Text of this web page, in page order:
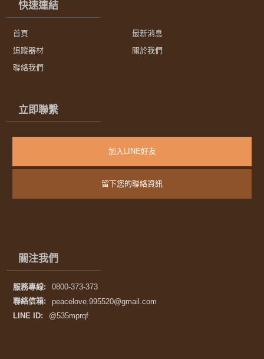
快速連結
首頁
最新消息
追蹤器材
關於我們
聯絡我們
立即聯繫
加入LINE好友
留下您的聯絡資訊
關注我們
服務專線:
0800-373-373
聯絡信箱:
peacelove.995520@gmail.com
LINE ID:
@535mprqf